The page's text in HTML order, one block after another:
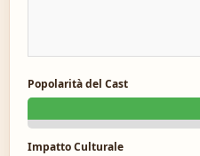
Popolarità del Cast
Impatto Culturale